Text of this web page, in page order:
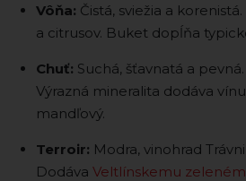
Vôňa: Čistá, sviežia a
a citrusov. Buket dopĺňa
Chuť: Suchá, šťavnatá a
Výrazná mineralita dodáva
mandľový.
Terroir: Modra, vinohrad
Dodáva Veltlínskemu